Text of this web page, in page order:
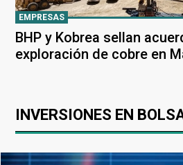
EMPRESAS
BHP y Kobrea sellan
exploración de cobre en
INVERSIONES EN